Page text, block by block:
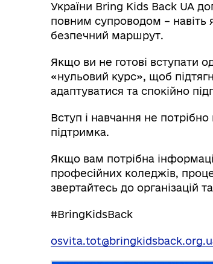
України Bring Kids Back UA
повним супроводом –
безпечний маршрут.
Якщо ви не готові вступати
«нульовий курс», щоб
адаптуватися та спокійно
Вступ і навчання не
підтримка.
Якщо вам потрібна
професійних коледжів,
звертайтесь до організацій
#BringKidsBack